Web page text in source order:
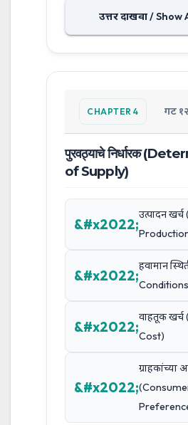
उत्तर दाखवा / Show
CHAPTER 4 गट
पुरवठ्याचे निर्धारक
of Supply)
उत्पादन
हवामान
वाहतूक
Cost)
ग्राहकांच्या